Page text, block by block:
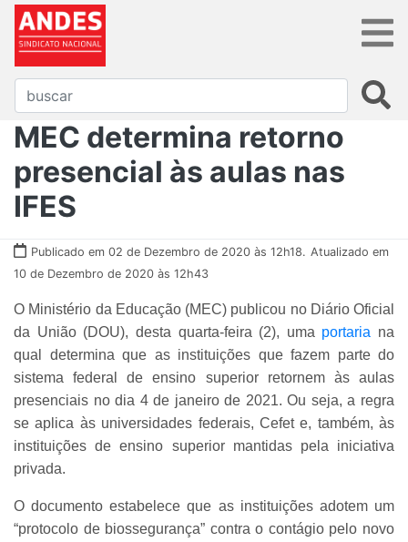
MEC determina retorno
presencial às aulas nas
IFES
Publicado em 02 de Dezembro de 2020 às 12h18. Atualizado em
10 de Dezembro de 2020 às 12h43
O Ministério da Educação (MEC) publicou no Diário Oficial
da União (DOU), desta quarta-feira (2), uma portaria na
qual determina que as instituições que fazem parte do
sistema federal de ensino superior retornem às aulas
presenciais no dia 4 de janeiro de 2021. Ou seja, a regra
se aplica às universidades federais, Cefet e, também, às
instituições de ensino superior mantidas pela iniciativa
privada.
O documento estabelece que as instituições adotem um
“protocolo de biossegurança” contra o contágio pelo novo